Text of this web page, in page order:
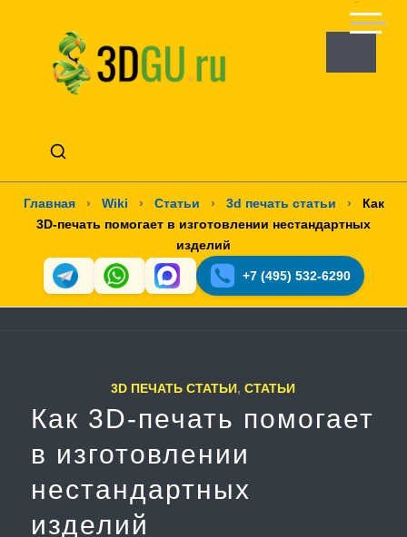
Главная › Wiki › Статьи › 3d печать статьи ›
Как
3D-печать помогает в изготовлении нестандартных
изделий
+7 (495) 532-6290
3D ПЕЧАТЬ СТАТЬИ,СТАТЬИ
Как 3D-печать помогает
в изготовлении
нестандартных
изделий